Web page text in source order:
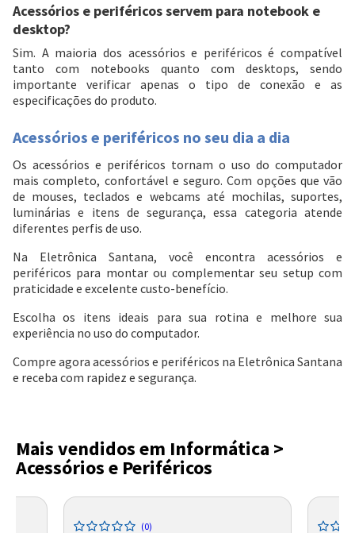
Acessórios e periféricos servem para notebook e
desktop?
Sim. A maioria dos acessórios e periféricos é compatível
tanto com notebooks quanto com desktops, sendo
importante verificar apenas o tipo de conexão e as
especificações do produto.
Acessórios e periféricos no seu dia a dia
Os acessórios e periféricos tornam o uso do computador
mais completo, confortável e seguro. Com opções que vão
de mouses, teclados e webcams até mochilas, suportes,
luminárias e itens de segurança, essa categoria atende
diferentes perfis de uso.
Na Eletrônica Santana, você encontra acessórios e
periféricos para montar ou complementar seu setup com
praticidade e excelente custo-benefício.
Escolha os itens ideais para sua rotina e melhore sua
experiência no uso do computador.
Compre agora acessórios e periféricos na Eletrônica Santana
e receba com rapidez e segurança.
Mais vendidos em Informática >
Acessórios e Periféricos
(0)